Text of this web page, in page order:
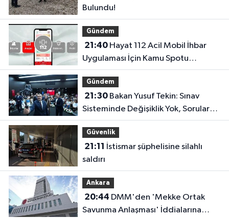
Bulundu!
Gündem
21:40Hayat 112 Acil Mobil İhbar
Uygulaması İçin Kamu Spotu
Yayında!
Gündem
21:30Bakan Yusuf Tekin: Sınav
Sisteminde Değişiklik Yok, Sorular
Yeni Müfredata Uygun Olacak
Güvenlik
21:11
saldırı
Ankara
20:44
Savunma Anlaşması' İddialarına